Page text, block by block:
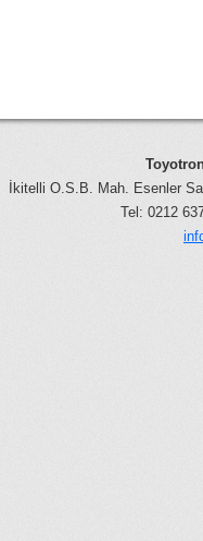
İkitelli O.S.B. Mah. Esenler
Tel: 0212